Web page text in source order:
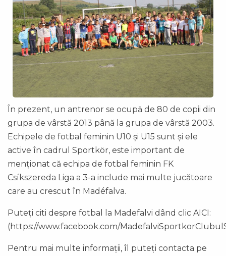
În prezent, un antrenor se ocupă de 80 de copii din
grupa de vârstă 2013 până la grupa de vârstă 2003.
Echipele de fotbal feminin U10 și U15 sunt și ele
active în cadrul Sportkör, este important de
menționat că echipa de fotbal feminin FK
Csíkszereda Liga a 3-a include mai multe jucătoare
care au crescut în Madéfalva.
Puteți citi despre fotbal la Madefalvi dând clic AICI:
(https://www.facebook.com/
Pentru mai multe informații, îl puteți contacta pe